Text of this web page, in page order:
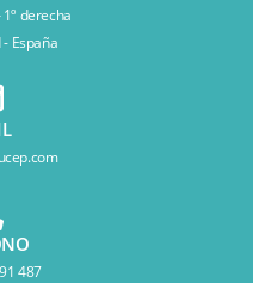
1º derecha
España
487